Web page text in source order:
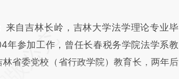
自吉林长岭，吉林大学法学理论专业毕
年参加工作，曾任长春税务学院法学系教
省委党校（省行政学院）教育长，两年后